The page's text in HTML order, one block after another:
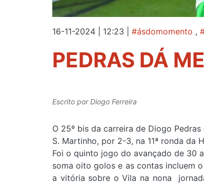
16-11-2024 | 12:23 #ásdomomento ,
PEDRAS DÁ
Escrito porDiogo Ferreira
O 25º bis da carreira de Diogo
S. Martinho, por 2-3, na 11ª ronda da
Foi o quinto jogo do avançado de 30
soma oito golos e as contas incluem
a vitória sobre o Vila na nona